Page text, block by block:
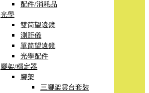
配件/消耗品
光學
雙筒望遠鏡
測距儀
單筒望遠鏡
光學配件
腳架/穩定器
腳架
三腳架雲台套裝